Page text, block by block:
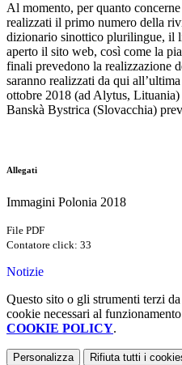
Al momento, per quanto
realizzati il primo numero della
dizionario sinottico plurilingue, il
aperto il sito web, così come la
finali prevedono la realizzazione
saranno realizzati da qui
ottobre 2018 (ad Alytus,
Banskà Bystrica (Slovacchia)
Allegati
Immagini Polonia 2018
File PDF
Contatore click: 33
Notizie
Questo sito o gli strumenti terzi
cookie necessari al
COOKIE POLICY.
Personalizza Rifiuta tutti i